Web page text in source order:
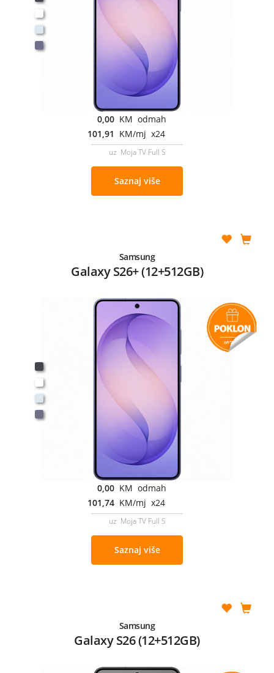
0,00 KM odmah
101,91 KM/mj x24
uz Moja TV Full S
Saznaj više
Samsung
Galaxy S26+ (12+512GB)
0,00 KM odmah
101,74 KM/mj x24
uz Moja TV Full S
Saznaj više
Samsung
Galaxy S26 (12+512GB)